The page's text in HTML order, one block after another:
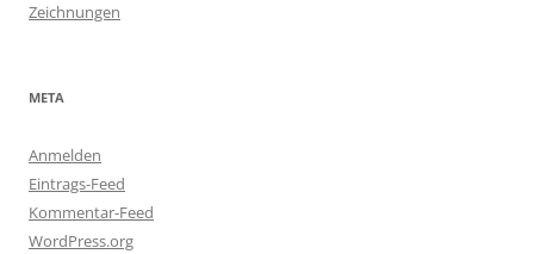
Zeichnungen
META
Anmelden
Eintrags-Feed
Kommentar-Feed
WordPress.org